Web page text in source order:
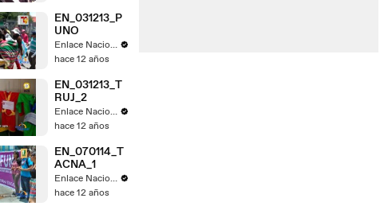
EN_031213_P
UNO
Enlace Nacional
hace 12 años
EN_031213_T
RUJ_2
Enlace Nacional
hace 12 años
EN_070114_T
ACNA_1
Enlace Nacional
hace 12 años